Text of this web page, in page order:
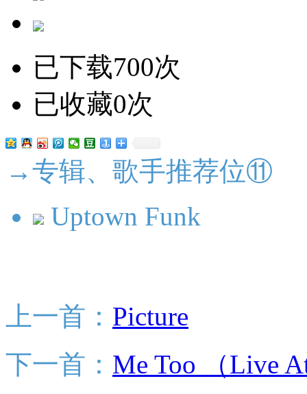
已下载700次
已收藏0次
→专辑、歌手推荐位⑪
Uptown Funk
上一首： Picture
下一首： Me Too （Live